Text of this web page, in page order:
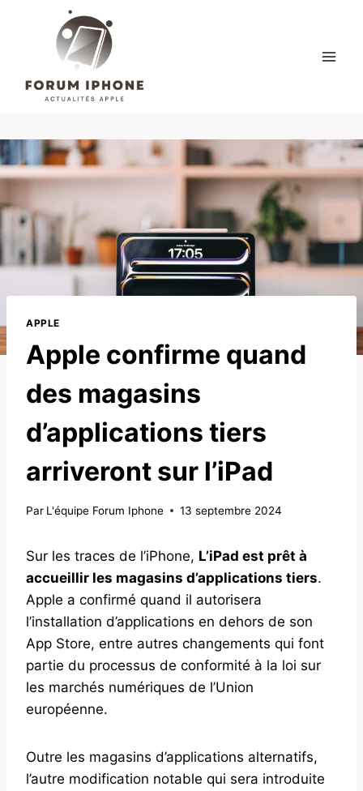
APPLE
Apple confirme quand
des magasins
d’applications tiers
arriveront sur l’iPad
Par L'équipe Forum Iphone 13 septembre 2024
Sur les traces de l’iPhone, L’iPad est prêt à
accueillir les magasins d’applications tiers.
Apple a confirmé quand il autorisera
l’installation d’applications en dehors de son
App Store, entre autres changements qui font
partie du processus de conformité à la loi sur
les marchés numériques de l’Union
européenne.
Outre les magasins d’applications alternatifs,
l’autre modification notable qui sera introduite